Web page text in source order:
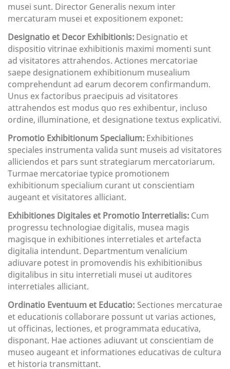
musei sunt. Director Generalis nexum inter
mercaturam musei et expositionem exponet:
Designatio et Decor Exhibitionis: Designatio et
dispositio vitrinae exhibitionis maximi momenti sunt
ad visitatores attrahendos. Actiones mercatoriae
saepe designationem exhibitionum musealium
comprehendunt ad earum decorem confirmandum.
Unus ex factoribus praecipuis ad visitatores
attrahendos est modus quo res exhibentur, incluso
ordine, illuminatione, et designatione textus explicativi.
Promotio Exhibitionum Specialium: Exhibitiones
speciales instrumenta valida sunt museis ad visitatores
alliciendos et pars sunt strategiarum mercatoriarum.
Turmae mercatoriae typice promotionem
exhibitionum specialium curant ut conscientiam
augeant et visitatores alliciant.
Exhibitiones Digitales et Promotio Interretialis: Cum
progressu technologiae digitalis, musea magis
magisque in exhibitiones interretiales et artefacta
digitalia intendunt. Departmentum venalicium
adiuvare potest in promovendis his exhibitionibus
digitalibus in situ interretiali musei ut auditores
interretiales alliciant.
Ordinatio Eventuum et Educatio: Sectiones mercaturae
et educationis collaborare possunt ut varias actiones,
ut officinas, lectiones, et programmata educativa,
disponant. Hae actiones adiuvant ut conscientiam de
museo augeant et informationes educativas de cultura
et historia transmittant.